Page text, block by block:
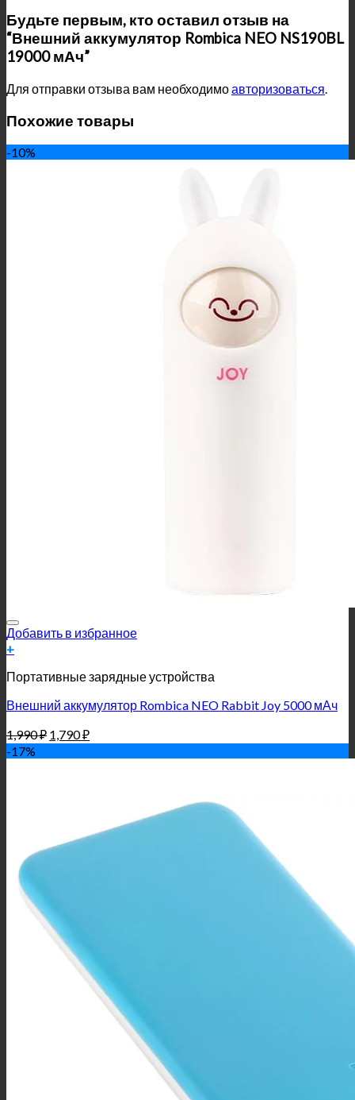
Будьте первым, кто оставил отзыв на
“Внешний аккумулятор Rombica NEO NS190BL
19000 мАч”
Для отправки отзыва вам необходимоавторизоваться.
Похожие товары
-10%
Добавить в избранное
+
Портативные зарядные устройства
Внешний аккумулятор Rombica NEO Rabbit Joy 5000 мАч
1,990₽ 1,790₽
-17%